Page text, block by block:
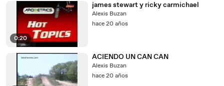
0:20
james stewart y ricky carmichael
Alexis Buzan
hace 20 años
ACIENDO UN CAN CAN
Alexis Buzan
hace 20 años